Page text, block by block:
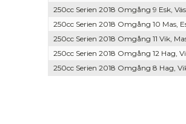
250cc Serien 2018 Omgång 9 Esk,
250cc Serien 2018 Omgång 10 Mas,
250cc Serien 2018 Omgång 11 Vik,
250cc Serien 2018 Omgång 12 Hag,
250cc Serien 2018 Omgång 8 Hag,